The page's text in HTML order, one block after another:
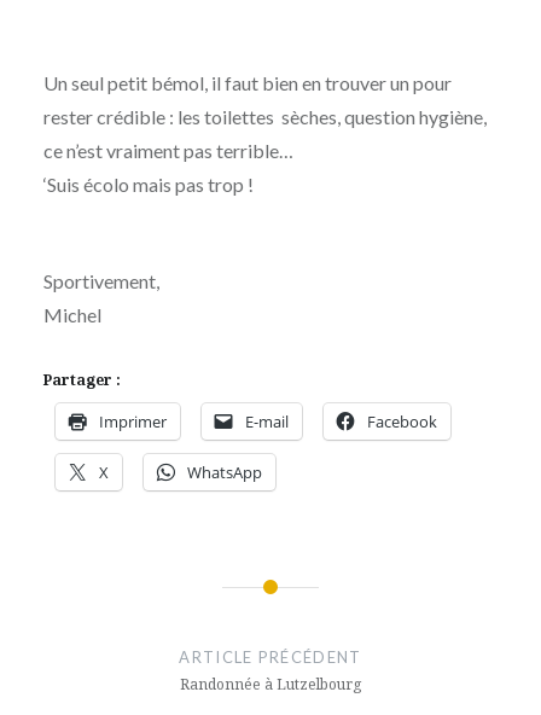
Un seul petit bémol, il faut bien en trouver un pour
rester crédible : les toilettes sèches, question hygiène,
ce n’est vraiment pas terrible…
‘Suis écolo mais pas trop !
Sportivement,
Michel
Partager :
Imprimer E-mail Facebook
X WhatsApp
ARTICLE PRÉCÉDENT
Randonnée à Lutzelbourg